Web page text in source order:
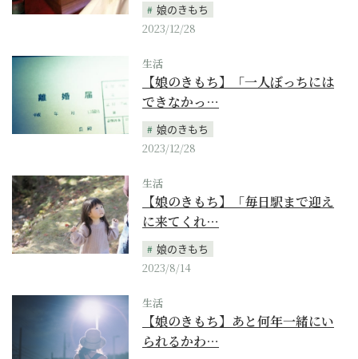
娘のきもち
2023/12/28
生活
【娘のきもち】「一人ぼっちには
できなかっ…
娘のきもち
2023/12/28
生活
【娘のきもち】「毎日駅まで迎え
に来てくれ…
娘のきもち
2023/8/14
生活
【娘のきもち】あと何年一緒にい
られるかわ…